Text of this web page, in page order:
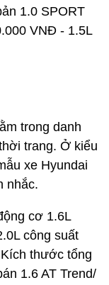
1.0 SPORT
VNĐ - 1.5L
trong danh
trang. Ở kiểu
xe Hyundai
nhắc.
cơ 1.6L
công suất
thước tổng
1.6 AT Trend/